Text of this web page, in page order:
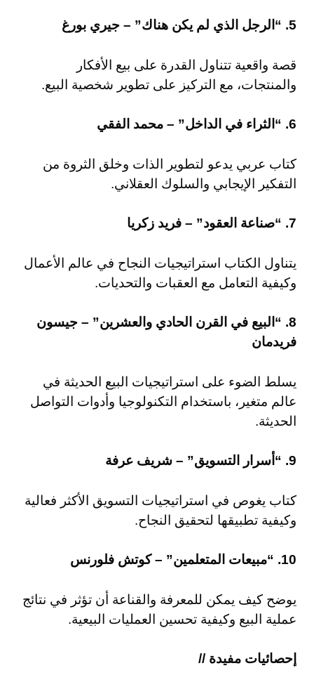
5. “الرجل الذي لم يكن هناك” – جيري بورغ
قصة واقعية تتناول القدرة على بيع الأفكار
والمنتجات، مع التركيز على تطوير شخصية البيع.
6. “الثراء في الداخل” – محمد الفقي
كتاب عربي يدعو لتطوير الذات وخلق الثروة من
التفكير الإيجابي والسلوك العقلاني.
7. “صناعة العقود” – فريد زكريا
يتناول الكتاب استراتيجيات النجاح في عالم الأعمال
وكيفية التعامل مع العقبات والتحديات.
8. “البيع في القرن الحادي والعشرين” – جيسون
فريدمان
يسلط الضوء على استراتيجيات البيع الحديثة في
عالم متغير، باستخدام التكنولوجيا وأدوات التواصل
الحديثة.
9. “أسرار التسويق” – شريف عرفة
كتاب يغوص في استراتيجيات التسويق الأكثر فعالية
وكيفية تطبيقها لتحقيق النجاح.
10. “مبيعات المتعلمين” – كوتش فلورنس
يوضح كيف يمكن للمعرفة والقناعة أن تؤثر في نتائج
عملية البيع وكيفية تحسين العمليات البيعية.
إحصائيات مفيدة //